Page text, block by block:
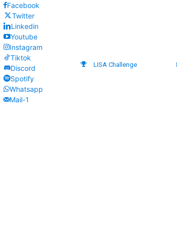
LISA Challenge
Facebook
Twitter
Linkedin
Youtube
Instagram
Tiktok
Discord
Spotify
Whatsapp
Mail-1